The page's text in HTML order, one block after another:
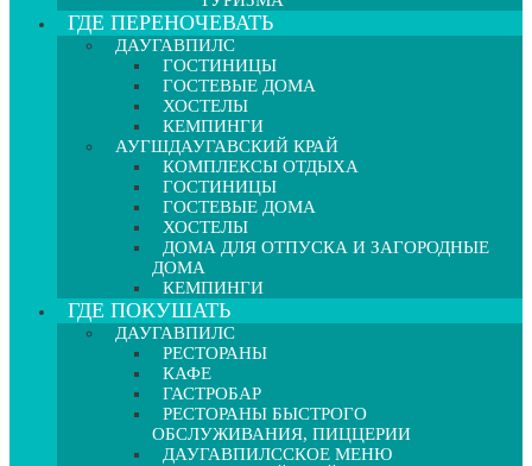
ГДЕ ПЕРЕНОЧЕВАТЬ
ДАУГАВПИЛС
ГОСТИНИЦЫ
ГОСТЕВЫЕ ДОМА
ХОСТЕЛЫ
КЕМПИНГИ
АУГШДАУГАВСКИЙ КРАЙ
КОМПЛЕКСЫ ОТДЫХА
ГОСТИНИЦЫ
ГОСТЕВЫЕ ДОМА
ХОСТЕЛЫ
ДОМА ДЛЯ ОТПУСКА И ЗАГОРОДНЫЕ
ДОМА
КЕМПИНГИ
ГДЕ ПОКУШАТЬ
ДАУГАВПИЛС
РЕСТОРАНЫ
КАФЕ
ГАСТРОБАР
РЕСТОРАНЫ БЫСТРОГО
ОБСЛУЖИВАНИЯ, ПИЦЦЕРИИ
ДАУГАВПИЛССКОЕ МЕНЮ